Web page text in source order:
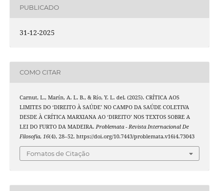
PUBLICADO
31-12-2025
COMO CITAR
Carnut, L., Marín, A. L. B., & Río, Y. L. del. (2025). CRÍTICA AOS
LIMITES DO ‘DIREITO À SAÚDE’ NO CAMPO DA SAÚDE COLETIVA
DESDE À CRÍTICA MARXIANA AO ‘DIREITO’ NOS TEXTOS SOBRE A
LEI DO FURTO DA MADEIRA. Problemata - Revista Internacional De
Filosofia, 16(4), 28–52. https://doi.org/10.7443/problemata.v16i4.73043
Fomatos de Citação